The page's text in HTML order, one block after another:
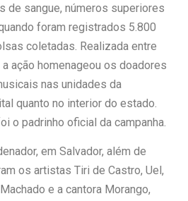
“Tomamos a decisão de
caminhar com Flávio Bolsonaro”, diz
Junior Marabá |
Jesus discorda de Zema sobre fim
condições para as pessoas
evoluírem” |
de sangue, números superiores
foram registrados 5.800
coletadas. Realizada entre
ação homenageou os doadores
nas unidades da
quanto no interior do estado.
o padrinho oficial da campanha.
em Salvador, além de
os artistas Tiri de Castro, Uel,
e a cantora Morango,